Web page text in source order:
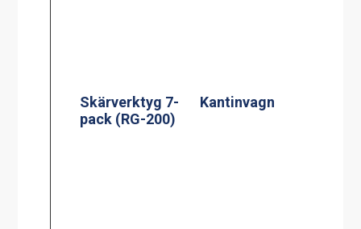
Skärverktyg 7-
pack (RG-200)
Kantinvagn